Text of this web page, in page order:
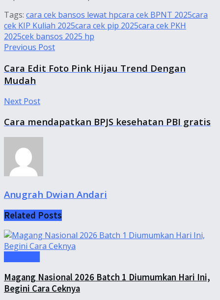
Tags: cara cek bansos lewat hpcara cek BPNT 2025cara
cek KIP Kuliah 2025cara cek pip 2025cara cek PKH
2025cek bansos 2025 hp
Previous Post
Cara Edit Foto Pink Hijau Trend Dengan
Mudah
Next Post
Cara mendapatkan BPJS kesehatan PBI gratis
Anugrah Dwian Andari
Related Posts
Magang Nasional 2026 Batch 1 Diumumkan Hari Ini,
Begini Cara Ceknya